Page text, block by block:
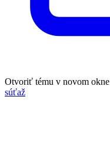
Otvoriť tému v novom okne
súťaž